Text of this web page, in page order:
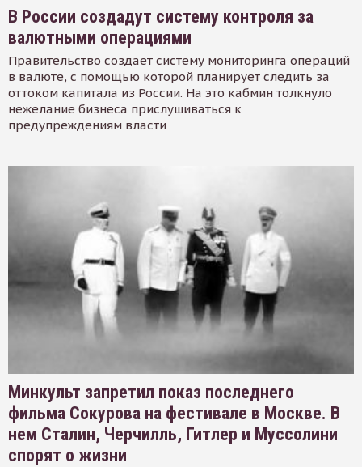
В России создадут систему контроля за
валютными операциями
Правительство создает систему мониторинга операций
в валюте, с помощью которой планирует следить за
оттоком капитала из России. На это кабмин толкнуло
нежелание бизнеса прислушиваться к
предупреждениям власти
Минкульт запретил показ последнего
фильма Сокурова на фестивале в Москве. В
нем Сталин, Черчилль, Гитлер и Муссолини
спорят о жизни